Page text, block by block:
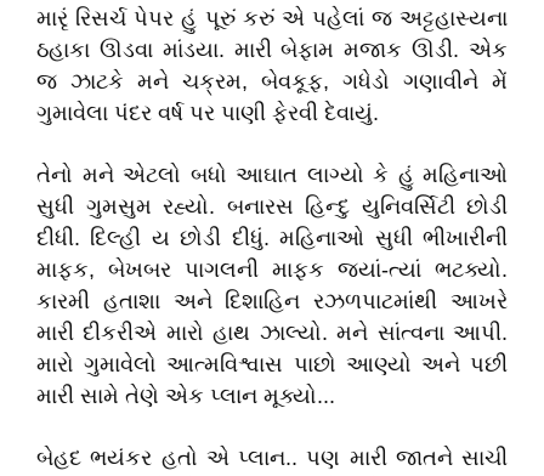
મારૃં રિસર્ચ પેપર હું પૂરું કરું એ પહેલાં જ અટ્ટહાસ્યના
ઠહાકા ઊડવા માંડયા. મારી બેફામ મજાક ઊડી.એક
જ ઝાટકે મને ચક્રમ, બેવકૂફ, ગધેડો ગણાવીને મેં
ગુમાવેલા પંદર વર્ષ પર પાણી ફેરવી દેવાયું.
તેનો મને એટલો બધો આઘાત લાગ્યો કે હું મહિનાઓ
સુધી ગુમસુમ રહ્યો. બનારસ હિન્દુ યુનિવર્સિટી છોડી
દીધી. દિલ્હી ય છોડી દીધું.મહિનાઓ સુધી ભીખારીની
માફક, બેખબર પાગલની માફક જ્યાં-ત્યાં ભટક્યો.
કારમી હતાશા અને દિશાહિન રઝળપાટમાંથી આખરે
મારી દીકરીએ મારો હાથ ઝાલ્યો.મને સાંત્વના આપી.
મારો ગુમાવેલો આત્મવિશ્વાસ પાછો આણ્યો અને પછી
મારી સામે તેણે એક પ્લાન મૂક્યો...
બેહદ ભયંકર હતો એ પ્લાન..પણ મારી જાતને સાચી